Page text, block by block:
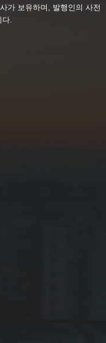
가 보유하며, 발행인의 사전
.